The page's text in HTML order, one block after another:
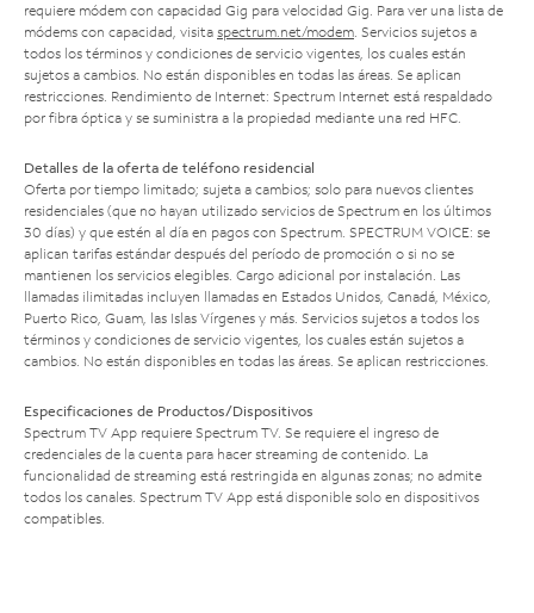
requiere módem con capacidad Gig para velocidad Gig. Para ver una lista de
módems con capacidad, visita spectrum.net/modem. Servicios sujetos a
todos los términos y condiciones de servicio vigentes, los cuales están
sujetos a cambios. No están disponibles en todas las áreas. Se aplican
restricciones. Rendimiento de Internet: Spectrum Internet está respaldado
por fibra óptica y se suministra a la propiedad mediante una red HFC.
Detalles de la oferta de teléfono residencial
Oferta por tiempo limitado; sujeta a cambios; solo para nuevos clientes
residenciales (que no hayan utilizado servicios de Spectrum en los últimos
30 días) y que estén al día en pagos con Spectrum. SPECTRUM VOICE: se
aplican tarifas estándar después del período de promoción o si no se
mantienen los servicios elegibles. Cargo adicional por instalación. Las
llamadas ilimitadas incluyen llamadas en Estados Unidos, Canadá, México,
Puerto Rico, Guam, las Islas Vírgenes y más. Servicios sujetos a todos los
términos y condiciones de servicio vigentes, los cuales están sujetos a
cambios. No están disponibles en todas las áreas. Se aplican restricciones.
Especificaciones de Productos/Dispositivos
Spectrum TV App requiere Spectrum TV. Se requiere el ingreso de
credenciales de la cuenta para hacer streaming de contenido. La
funcionalidad de streaming está restringida en algunas zonas; no admite
todos los canales. Spectrum TV App está disponible solo en dispositivos
compatibles.